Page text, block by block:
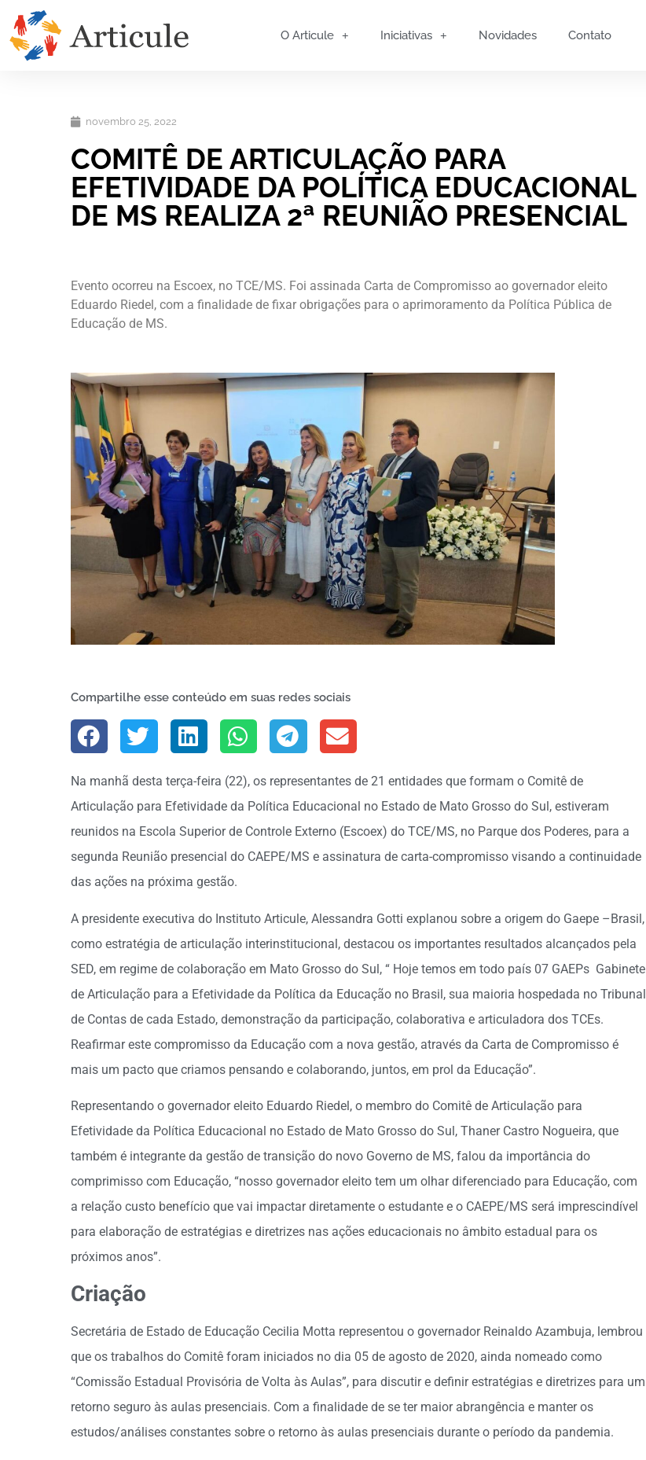
O Articule Iniciativas Novidades Contato
novembro 25, 2022
COMITÊ DE ARTICULAÇÃO PARA
EFETIVIDADE DA POLÍTICA EDUCACIONAL
DE MS REALIZA 2ª REUNIÃO PRESENCIAL
Evento ocorreu na Escoex, no TCE/MS. Foi assinada Carta de Compromisso ao governador eleito
Eduardo Riedel, com a finalidade de fixar obrigações para o aprimoramento da Política Pública de
Educação de MS.
Compartilhe esse conteúdo em suas redes sociais
Na manhã desta terça-feira (22), os representantes de 21 entidades que formam o Comitê de
Articulação para Efetividade da Política Educacional no Estado de Mato Grosso do Sul, estiveram
reunidos na Escola Superior de Controle Externo (Escoex) do TCE/MS, no Parque dos Poderes, para a
segunda Reunião presencial do CAEPE/MS e assinatura de carta-compromisso visando a continuidade
das ações na próxima gestão.
A presidente executiva do Instituto Articule, Alessandra Gotti explanou sobre a origem do Gaepe –Brasil,
como estratégia de articulação interinstitucional, destacou os importantes resultados alcançados pela
SED, em regime de colaboração em Mato Grosso do Sul, “ Hoje temos em todo país 07 GAEPs Gabinete
de Articulação para a Efetividade da Política da Educação no Brasil, sua maioria hospedada no Tribunal
de Contas de cada Estado, demonstração da participação, colaborativa e articuladora dos TCEs.
Reafirmar este compromisso da Educação com a nova gestão, através da Carta de Compromisso é
mais um pacto que criamos pensando e colaborando, juntos, em prol da Educação”.
Representando o governador eleito Eduardo Riedel, o membro do Comitê de Articulação para
Efetividade da Política Educacional no Estado de Mato Grosso do Sul, Thaner Castro Nogueira, que
também é integrante da gestão de transição do novo Governo de MS, falou da importância do
comprimisso com Educação, “nosso governador eleito tem um olhar diferenciado para Educação, com
a relação custo benefício que vai impactar diretamente o estudante e o CAEPE/MS será imprescindível
para elaboração de estratégias e diretrizes nas ações educacionais no âmbito estadual para os
próximos anos”.
Criação
Secretária de Estado de Educação Cecilia Motta representou o governador Reinaldo Azambuja, lembrou
que os trabalhos do Comitê foram iniciados no dia 05 de agosto de 2020, ainda nomeado como
“Comissão Estadual Provisória de Volta às Aulas”, para discutir e definir estratégias e diretrizes para um
retorno seguro às aulas presenciais. Com a finalidade de se ter maior abrangência e manter os
estudos/análises constantes sobre o retorno às aulas presenciais durante o período da pandemia.